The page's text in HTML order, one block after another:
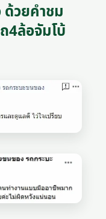
ด้วยคำชม
4ล้อจัมโบ้